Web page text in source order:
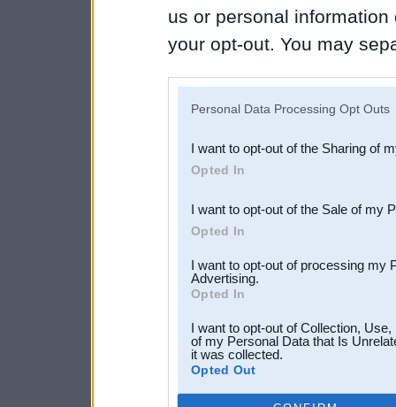
us or personal
your opt-out. You may
Downstream Participants
third parties.
Personal Data Processing Opt Outs
I want to opt-out of the Sharing of
Opted In
I want to opt-out of the Sale of my
Opted In
I want to opt-out of processing my
Advertising.
Opted In
I want to opt-out of Collection,
of my Personal Data that Is
it was collected.
Opted Out